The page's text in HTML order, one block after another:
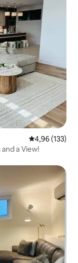
Priemerné
4,96 (133)
a View!